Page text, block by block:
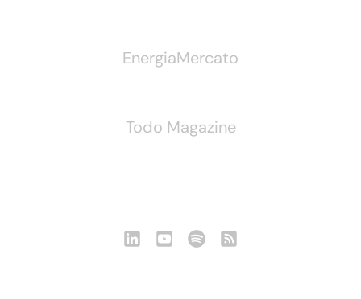
EnergiaMercato
Todo Magazine